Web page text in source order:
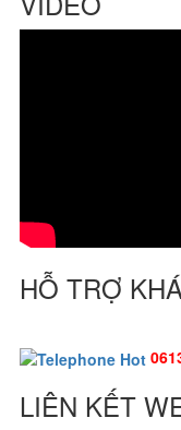
HỖ TRỢ
LIÊN KẾT